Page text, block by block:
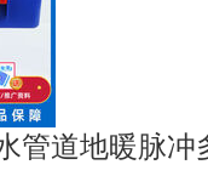
管道地暖脉